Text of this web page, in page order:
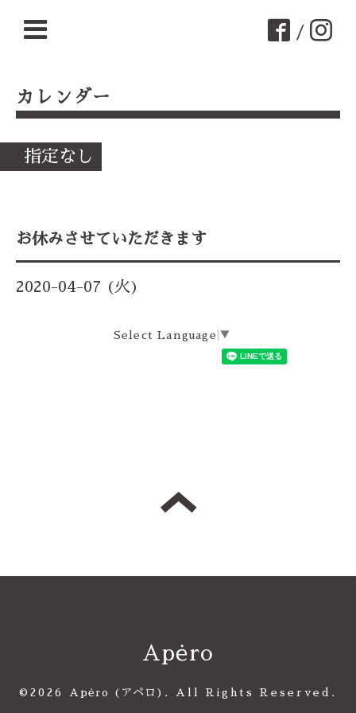
/
カレンダー
指定なし
お休みさせていただきます
2020-04-07 (火)
Select Language ▼
Apėro
©2026 Apėro (アペロ) . All Rights Reserved.